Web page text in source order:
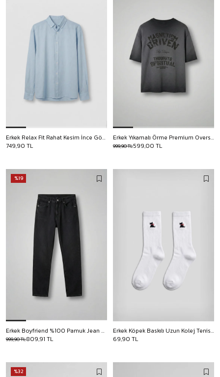
Erkek Relax Fit Rahat Kesim İnce Gömlek Açık Mavi
749,90 TL
Erkek Yıkamalı Örme Premium Oversize T-Shirt Siyah
599,00 TL
999,90 TL
%19
Erkek Boyfriend %100 Pamuk Jean Pantolon Siyah
809,91 TL
999,90 TL
Erkek Köpek Baskılı Uzun Kolej Tenis Çorap Beyaz
69,90 TL
%32